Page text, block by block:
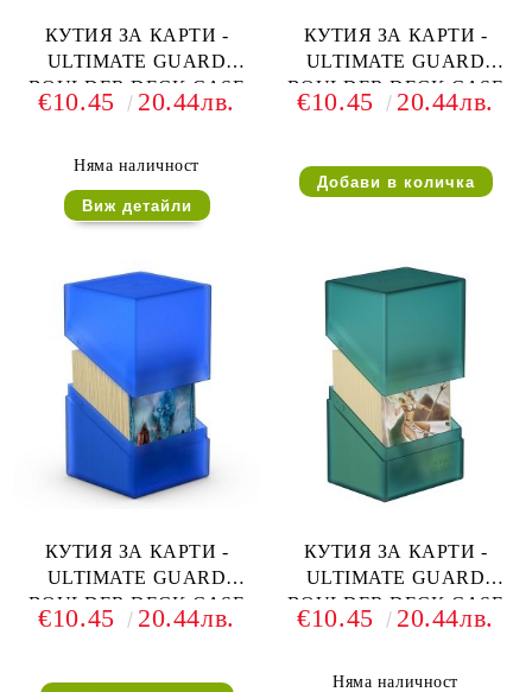
КУТИЯ ЗА КАРТИ -
ULTIMATE GUARD
BOULDER DECK CASE
(за LCG, TCG и др) 100+ -
€10.45 20.44лв.
Няма наличност
Виж детайли
КУТИЯ ЗА КАРТИ -
ULTIMATE GUARD
BOULDER DECK CASE
(за LCG, TCG и др) 100+ -
€10.45 20.44лв.
КУТИЯ ЗА КАРТИ -
ULTIMATE GUARD
BOULDER DECK CASE
(за LCG, TCG и др) 100+ -
€10.45 20.44лв.
КУТИЯ ЗА КАРТИ -
ULTIMATE GUARD
BOULDER DECK CASE
(за LCG, TCG и др) 80+ -
€10.45 20.44лв.
Няма наличност